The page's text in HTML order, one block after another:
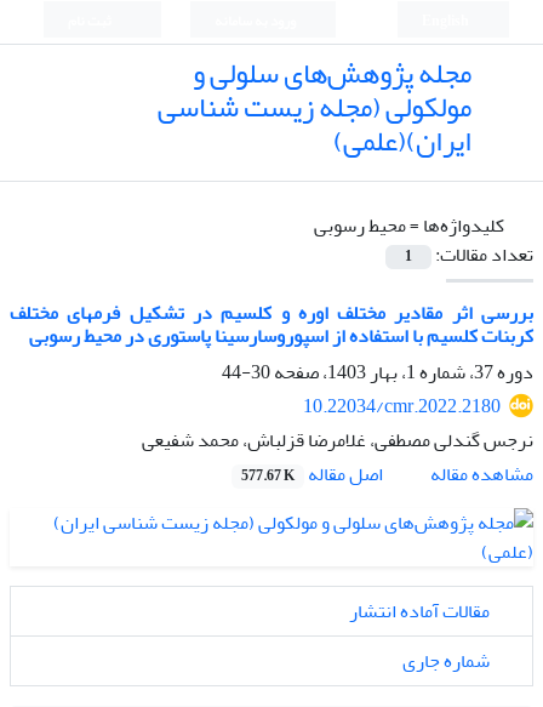
مجله پژوهش‌های سلولی و
مولکولی (مجله زیست شناسی
ایران)(علمی)
کلیدواژه‌ها =محیط رسوبی
تعداد مقالات:
1
بررسی اثر مقادیر مختلف اوره و کلسیم در تشکیل فرمهای مختلف
کربنات کلسیم با استفاده از اسپوروسارسینا پاستوری در محیط رسوبی
دوره 37، شماره 1، بهار 1403، صفحه
30-44
10.22034/cmr.2022.2180
نرجس گندلی مصطفی، غلامرضا قزلباش، محمد شفیعی
مشاهده مقاله
اصل مقاله 577.67 K
مقالات آماده انتشار
شماره جاری